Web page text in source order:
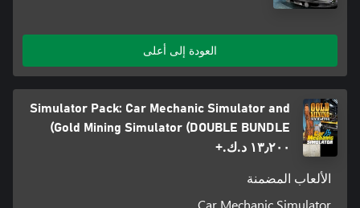
العودة إلى أعلى
Simulator Pack: Car Mechanic Simulator and
Gold Mining Simulator (DOUBLE BUNDLE)
١٣٫٢٠٠ د.ك.‏+
الألعاب المضمنة
Car Mechanic Simulator